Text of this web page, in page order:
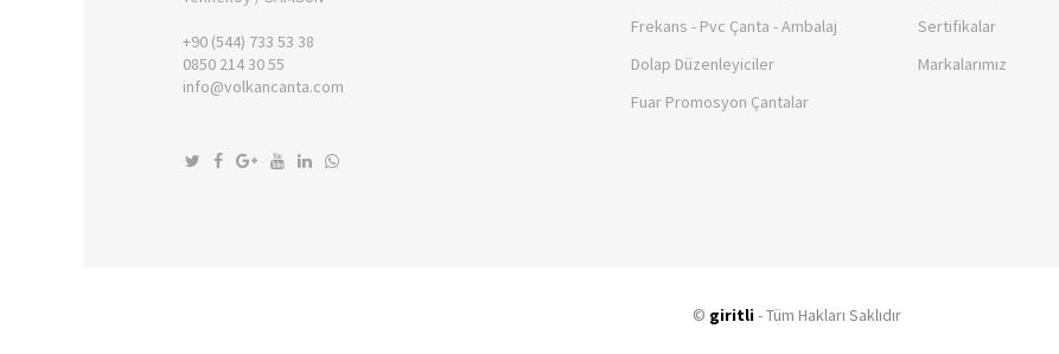
+90 (544) 733 53 38
0850 214 30 55
info@volkancanta.com
Frekans - Pvc Çanta - Ambalaj
Dolap Düzenleyiciler
Fuar Promosyon Çantalar
Sertifikalar
Markalarımız
© giritli- Tüm Hakları Saklıdır